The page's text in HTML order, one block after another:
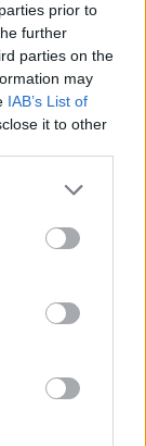
prior to
further
parties on the
may
IAB’s List of
it to other
med